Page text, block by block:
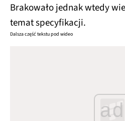
Brakowało jednak wtedy
temat specyfikacji.
Dalsza część tekstu pod wideo
ad